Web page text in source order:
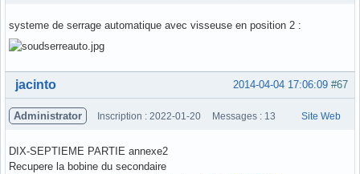
systeme de serrage automatique avec visseuse en position 2 :
Hors ligne #67
2014-04-04 17:06:09
jacinto
Administrator Inscription : 2022-01-20 Messages : 13 Site Web
DIX-SEPTIEME PARTIE annexe2
Recupere la bobine du secondaire